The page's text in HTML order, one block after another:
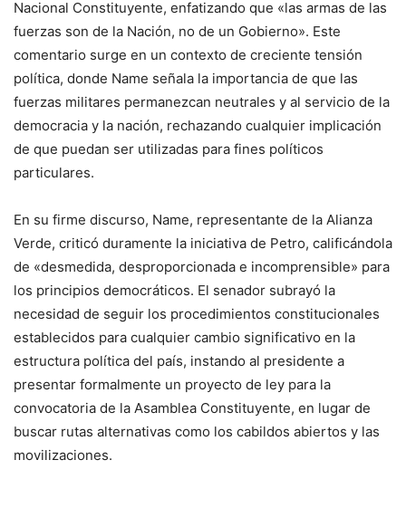
Nacional Constituyente, enfatizando que «las armas de las
fuerzas son de la Nación, no de un Gobierno». Este
comentario surge en un contexto de creciente tensión
política, donde Name señala la importancia de que las
fuerzas militares permanezcan neutrales y al servicio de la
democracia y la nación, rechazando cualquier implicación
de que puedan ser utilizadas para fines políticos
particulares.
En su firme discurso, Name, representante de la Alianza
Verde, criticó duramente la iniciativa de Petro, calificándola
de «desmedida, desproporcionada e incomprensible» para
los principios democráticos. El senador subrayó la
necesidad de seguir los procedimientos constitucionales
establecidos para cualquier cambio significativo en la
estructura política del país, instando al presidente a
presentar formalmente un proyecto de ley para la
convocatoria de la Asamblea Constituyente, en lugar de
buscar rutas alternativas como los cabildos abiertos y las
movilizaciones.